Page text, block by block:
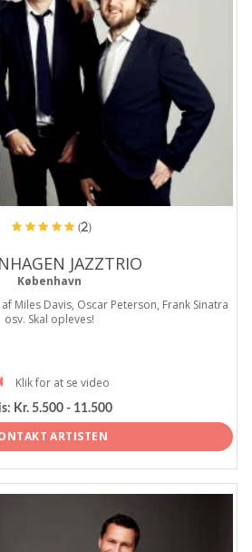
(2)
JAZZTRIO
København
Miles Davis, Oscar Peterson, Frank Sinatra
osv. Skal opleves!
Klik for at se video
Kr. 5.500 - 11.500
ARTISTEN